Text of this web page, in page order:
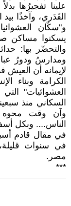
علينا تفجيرُها
القَدَري، وآخذًا
و"سكّان
يسكنوا مساكن
والتحضّر بها:
ومدارسُ ودورُ
لإيمانه أن
الكرامة وبناء
العشوائيات"
السكاني منذ
وآن وقت محوه
الناس.... وبكل
في مقال قادم
في سنوات
مصر.
***